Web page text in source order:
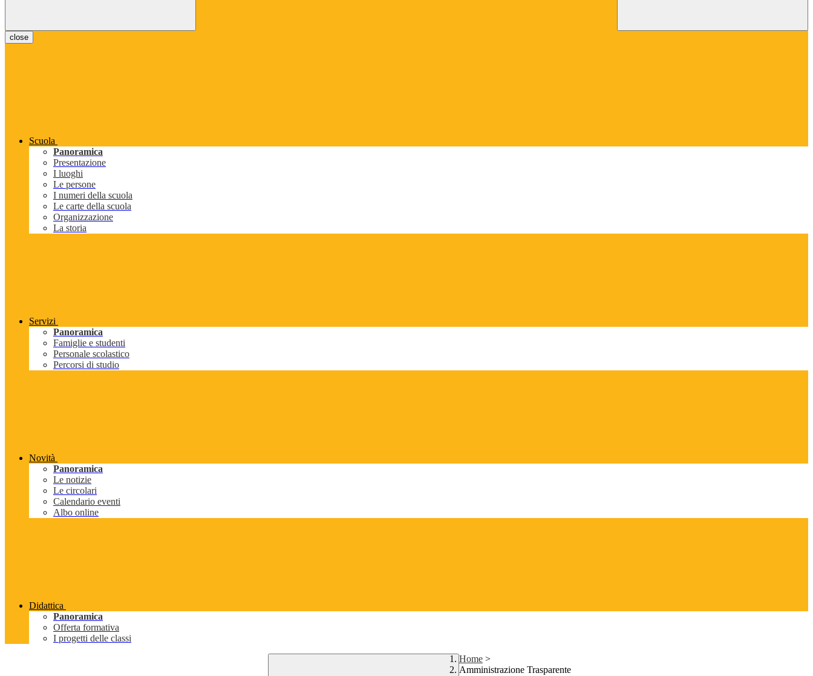
close
Scuola
Panoramica
Presentazione
I luoghi
Le persone
I numeri della scuola
Le carte della scuola
Organizzazione
La storia
Servizi
Panoramica
Famiglie e studenti
Personale scolastico
Percorsi di studio
Novità
Panoramica
Le notizie
Le circolari
Calendario eventi
Albo online
Didattica
Panoramica
Offerta formativa
I progetti delle classi
Home >
Amministrazione Trasparente